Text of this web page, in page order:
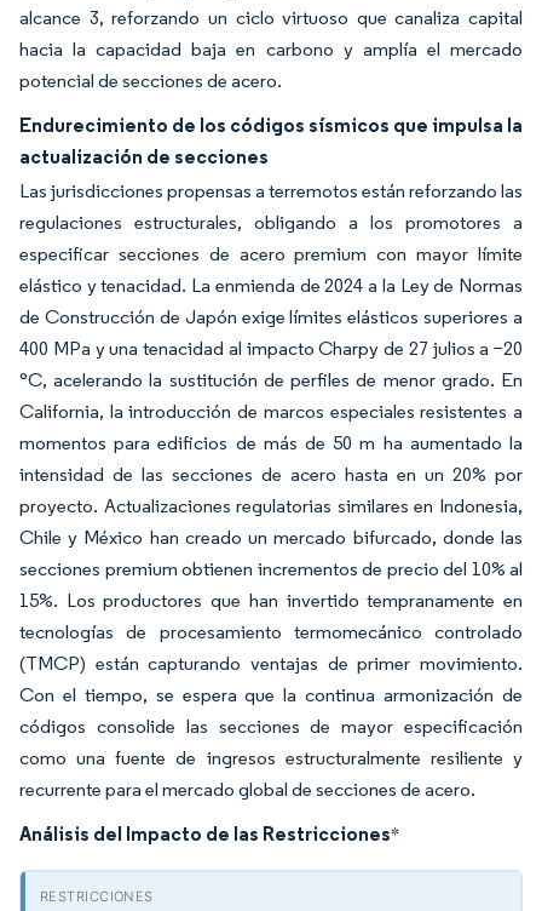
alcance 3, reforzando un ciclo virtuoso que canaliza capital
hacia la capacidad baja en carbono y amplía el mercado
potencial de secciones de acero.
Endurecimiento de los códigos sísmicos que impulsa la
actualización de secciones
Las jurisdicciones propensas a terremotos están reforzando las
regulaciones estructurales, obligando a los promotores a
especificar secciones de acero premium con mayor límite
elástico y tenacidad. La enmienda de 2024 a la Ley de Normas
de Construcción de Japón exige límites elásticos superiores a
400 MPa y una tenacidad al impacto Charpy de 27 julios a −20
°C, acelerando la sustitución de perfiles de menor grado. En
California, la introducción de marcos especiales resistentes a
momentos para edificios de más de 50 m ha aumentado la
intensidad de las secciones de acero hasta en un 20% por
proyecto. Actualizaciones regulatorias similares en Indonesia,
Chile y México han creado un mercado bifurcado, donde las
secciones premium obtienen incrementos de precio del 10% al
15%. Los productores que han invertido tempranamente en
tecnologías de procesamiento termomecánico controlado
(TMCP) están capturando ventajas de primer movimiento.
Con el tiempo, se espera que la continua armonización de
códigos consolide las secciones de mayor especificación
como una fuente de ingresos estructuralmente resiliente y
recurrente para el mercado global de secciones de acero.
Análisis del Impacto de las Restricciones*